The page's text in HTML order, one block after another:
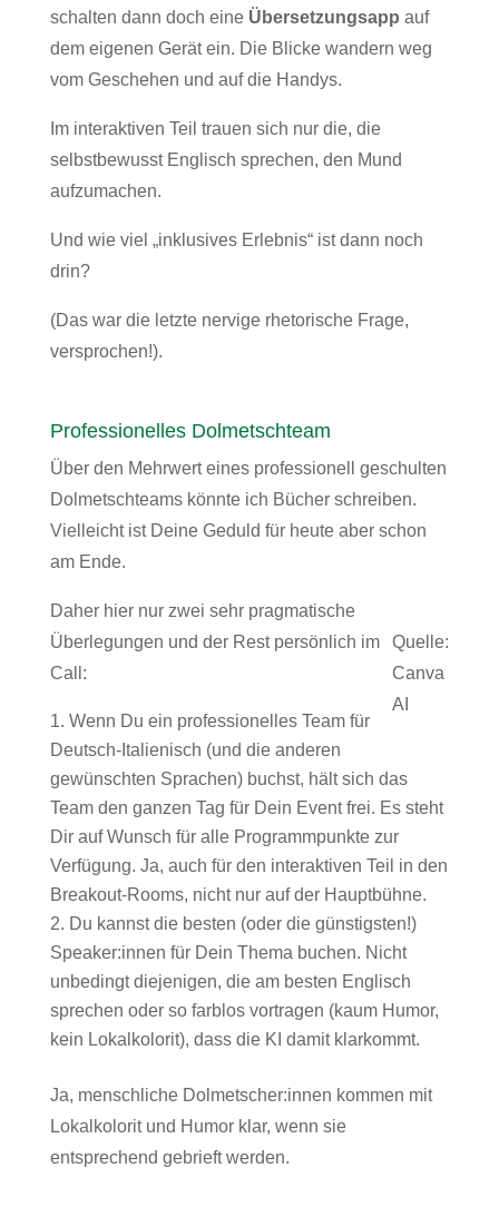
schalten dann doch eine Übersetzungsapp auf
dem eigenen Gerät ein. Die Blicke wandern weg
vom Geschehen und auf die Handys.
Im interaktiven Teil trauen sich nur die, die
selbstbewusst Englisch sprechen, den Mund
aufzumachen.
Und wie viel „inklusives Erlebnis“ ist dann noch
drin?
(Das war die letzte nervige rhetorische Frage,
versprochen!).
Professionelles Dolmetschteam
Über den Mehrwert eines professionell geschulten
Dolmetschteams könnte ich Bücher schreiben.
Vielleicht ist Deine Geduld für heute aber schon
am Ende.
Quelle:
Canva
AI
Daher hier nur zwei sehr pragmatische
Überlegungen und der Rest persönlich im
Call:
Wenn Du ein professionelles Team für
Deutsch-Italienisch (und die anderen
gewünschten Sprachen) buchst, hält sich das
Team den ganzen Tag für Dein Event frei. Es steht
Dir auf Wunsch für alle Programmpunkte zur
Verfügung. Ja, auch für den interaktiven Teil in den
Breakout-Rooms, nicht nur auf der Hauptbühne.
Du kannst die besten (oder die günstigsten!)
Speaker:innen für Dein Thema buchen. Nicht
unbedingt diejenigen, die am besten Englisch
sprechen oder so farblos vortragen (kaum Humor,
kein Lokalkolorit), dass die KI damit klarkommt.
Ja, menschliche Dolmetscher:innen kommen mit
Lokalkolorit und Humor klar, wenn sie
entsprechend gebrieft werden.